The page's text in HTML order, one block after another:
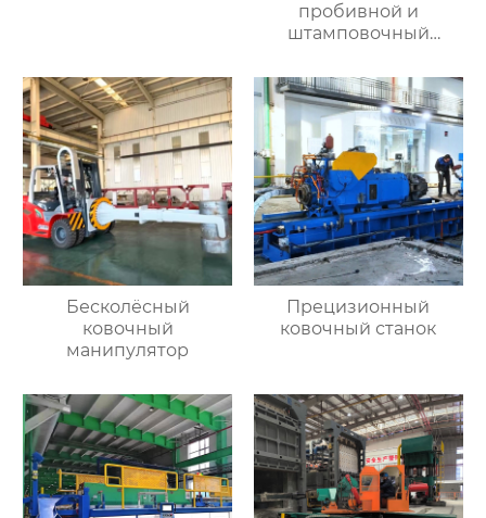
пробивной и
штамповочный
пресс
Бесколёсный
ковочный
манипулятор
Прецизионный
ковочный станок